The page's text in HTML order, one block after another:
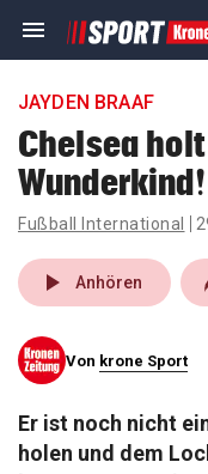
menu Navigation
ein-/ausklappen
account_circle Anmelden
pin_drop
Wien
search
eingeben
JAYDEN BRAAF
Chelsea
Wunderkind!
Fußball International
play_arrow Anhören
Von krone Sport
Er ist noch nicht
holen und dem